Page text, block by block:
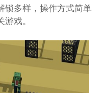
锁多样，操作方式简单
戏。